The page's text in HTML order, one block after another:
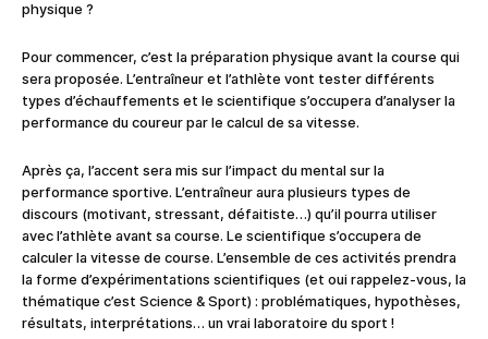
physique ?
Pour commencer, c’est la préparation physique avant la course qui
sera proposée. L’entraîneur et l’athlète vont tester différents
types d’échauffements et le scientifique s’occupera d’analyser la
performance du coureur par le calcul de sa vitesse.
Après ça, l’accent sera mis sur l’impact du mental sur la
performance sportive. L’entraîneur aura plusieurs types de
discours (motivant, stressant, défaitiste…) qu’il pourra utiliser
avec l’athlète avant sa course. Le scientifique s’occupera de
calculer la vitesse de course. L’ensemble de ces activités prendra
la forme d’expérimentations scientifiques (et oui rappelez-vous, la
thématique c’est Science & Sport) : problématiques, hypothèses,
résultats, interprétations… un vrai laboratoire du sport !